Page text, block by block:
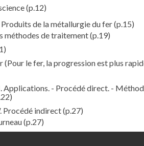
(p.12)
de la métallurgie du fer(p.15)
méthodes de traitement(p.19)
(Pour le fer, la progression est plus
Applications. - Procédé direct. -
Procédé indirect(p.27)
(p.27)